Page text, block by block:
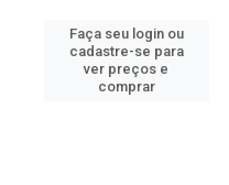
Faça seu login ou
cadastre-se para
ver preços e
comprar